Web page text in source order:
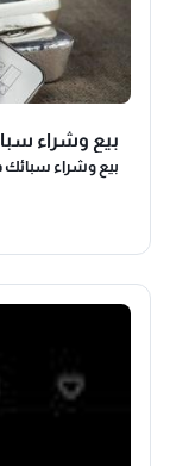
بيع وشراء
بيع وشراء